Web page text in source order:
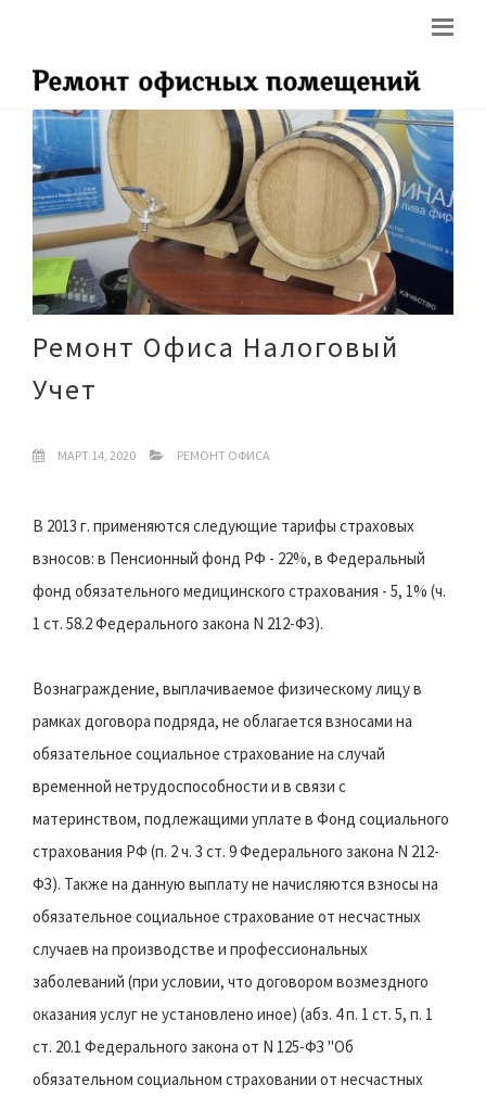
Ремонт Офиса Налоговый
Учет
МАРТ 14, 2020 РЕМОНТ ОФИСА
В 2013 г. применяются следующие тарифы страховых
взносов: в Пенсионный фонд РФ - 22%, в Федеральный
фонд обязательного медицинского страхования - 5, 1% (ч.
1 ст. 58.2 Федерального закона N 212-ФЗ).
Вознаграждение, выплачиваемое физическому лицу в
рамках договора подряда, не облагается взносами на
обязательное социальное страхование на случай
временной нетрудоспособности и в связи с
материнством, подлежащими уплате в Фонд социального
страхования РФ (п. 2 ч. 3 ст. 9 Федерального закона N 212-
ФЗ). Также на данную выплату не начисляются взносы на
обязательное социальное страхование от несчастных
случаев на производстве и профессиональных
заболеваний (при условии, что договором возмездного
оказания услуг не установлено иное) (абз. 4 п. 1 ст. 5, п. 1
ст. 20.1 Федерального закона от N 125-ФЗ "Об
обязательном социальном страховании от несчастных